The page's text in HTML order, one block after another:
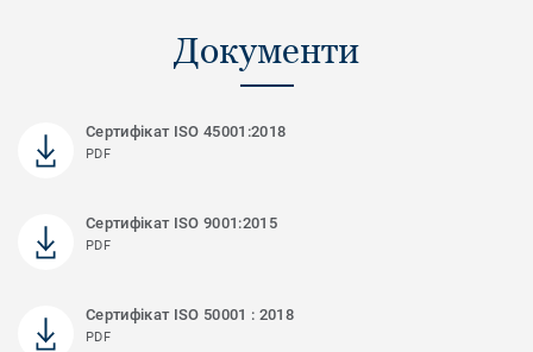
Документи
Сертифікат ISO 45001:2018
PDF
Сертифікат ISO 9001:2015
PDF
Сертифікат ISO 50001 : 2018
PDF